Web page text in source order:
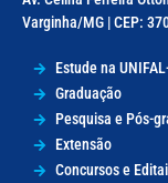
Varginha/MG | CEP:
Estude na
Graduação
Pesquisa e Pós-
Extensão
Concursos e